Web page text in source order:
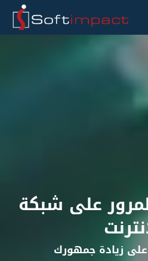
على شبكة
زيادة جمهورك